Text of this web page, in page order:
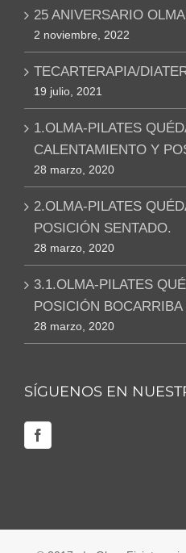
25 ANIVERSARIO
2 noviembre, 2022
TECARTERAPIA/
19 julio, 2021
1.OLMA-PILATES
CALENTAMIENTO Y
28 marzo, 2020
2.OLMA-PILATES
POSICIÓN SENTADO.
28 marzo, 2020
3.1.OLMA-PILATES
POSICIÓN BOCARRIBA
28 marzo, 2020
SÍGUENOS EN